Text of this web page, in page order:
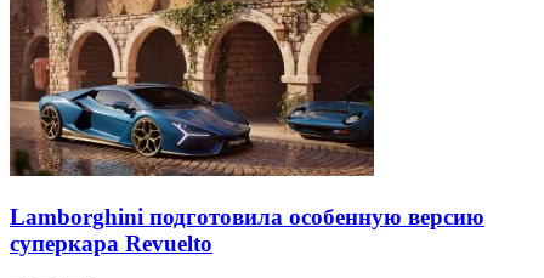
Lamborghini подготовила особенную версию
суперкара Revuelto